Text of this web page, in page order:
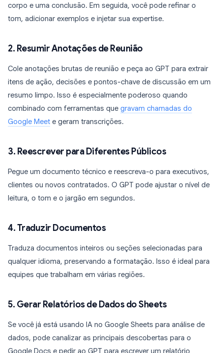
corpo e uma conclusão. Em seguida, você pode refinar o
tom, adicionar exemplos e injetar sua expertise.
2. Resumir Anotações de Reunião
Cole anotações brutas de reunião e peça ao GPT para extrair
itens de ação, decisões e pontos-chave de discussão em um
resumo limpo. Isso é especialmente poderoso quando
combinado com ferramentas que gravam chamadas do
Google Meet e geram transcrições.
3. Reescrever para Diferentes Públicos
Pegue um documento técnico e reescreva-o para executivos,
clientes ou novos contratados. O GPT pode ajustar o nível de
leitura, o tom e o jargão em segundos.
4. Traduzir Documentos
Traduza documentos inteiros ou seções selecionadas para
qualquer idioma, preservando a formatação. Isso é ideal para
equipes que trabalham em várias regiões.
5. Gerar Relatórios de Dados do Sheets
Se você já está usando IA no Google Sheets para análise de
dados, pode canalizar as principais descobertas para o
Google Docs e pedir ao GPT para escrever um relatório